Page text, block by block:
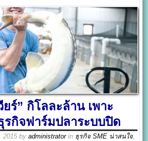
ยร์” กิโลละล้าน เพาะ
รกิจฟาร์มปลาระบบปิด
2015 byadministratorin ธุรกิจ SME น่าสนใจ,